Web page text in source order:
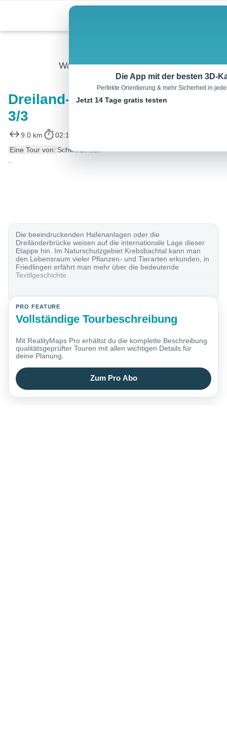
content
Wandern
Dreiland-Wanderweg, Etappe
3/3
9.0 km 02:10 h
Eine Tour von: SchweizMobil
Die beeindruckenden Hafenanlagen oder die
Dreiländerbrücke weisen auf die internationale Lage dieser
Etappe hin. Im Naturschutzgebiet Krebsbachtal kann man
den Lebensraum vieler Pflanzen- und Tierarten erkunden, in
Friedlingen erfährt man mehr über die bedeutende
Textilgeschichte.
PRO FEATURE
Vollständige Tourbeschreibung
Mit RealityMaps Pro erhältst du die komplette Beschreibung
qualitätsgeprüfter Touren mit allen wichtigen Details für
deine Planung.
Zum Pro Abo
Die App mit der besten 3D-
Perfekte Orientierung & mehr Sicherheit in
Jetzt 14 Tage gratis testen